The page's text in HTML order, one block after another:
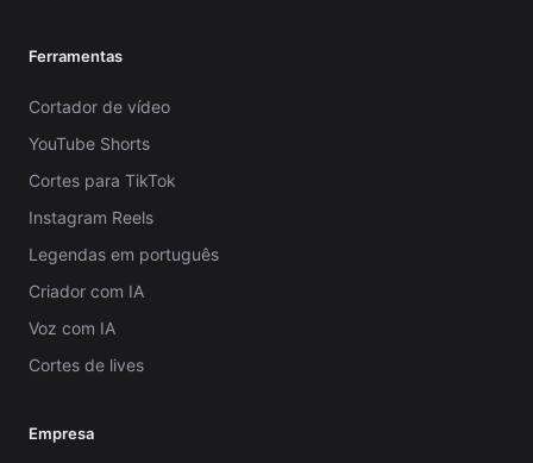
Ferramentas
Cortador de vídeo
YouTube Shorts
Cortes para TikTok
Instagram Reels
Legendas em português
Criador com IA
Voz com IA
Cortes de lives
Empresa